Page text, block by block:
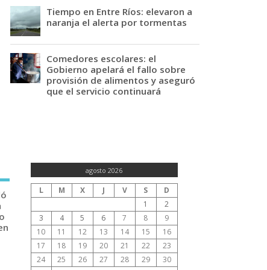
Tiempo en Entre Ríos: elevaron a
naranja el alerta por tormentas
Comedores escolares: el
Gobierno apelará el fallo sobre
provisión de alimentos y aseguró
que el servicio continuará
agosto 2026
L M X J V S
D
1
2
3
4 5 6 7 8
9
10
11 12 13 14 15
16
17
18 19 20 21 22
23
24
25 26 27 28 29
30